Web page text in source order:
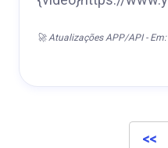
🚀 Atualizações APP/API -
<<